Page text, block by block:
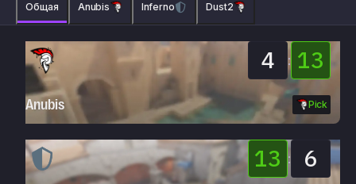
Общая Anubis Inferno Dust2
4 : 13
Anubis Pick
13 : 6